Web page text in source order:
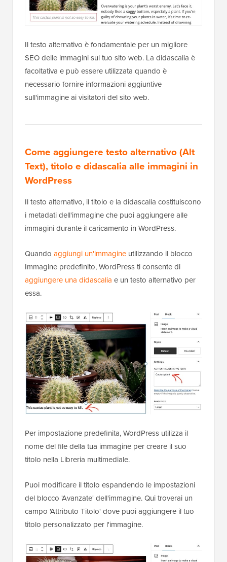
Il testo alternativo è fondamentale per un migliore
SEO delle immagini sul tuo sito web. La didascalia è
facoltativa e può essere utilizzata quando è
necessario fornire informazioni aggiuntive
sull'immagine ai visitatori del sito web.
Come aggiungere testo alternativo (Alt
Text), titolo e didascalia alle immagini in
WordPress
Il testo alternativo, il titolo e la didascalia costituiscono
i metadati dell'immagine che puoi aggiungere alle
immagini durante il caricamento in WordPress.
Quando aggiungi un'immagine utilizzando il blocco
Immagine predefinito, WordPress ti consente di
aggiungere una didascalia e un testo alternativo per
essa.
Per impostazione predefinita, WordPress utilizza il
nome del file della tua immagine per creare il suo
titolo nella Libreria multimediale.
Puoi modificare il titolo espandendo le impostazioni
del blocco 'Avanzate' dell'immagine. Qui troverai un
campo 'Attributo Titolo' dove puoi aggiungere il tuo
titolo personalizzato per l'immagine.